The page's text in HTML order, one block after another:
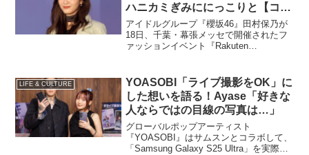
ハニカミぎみににっこりと【コー
デ詳報・価格】
アイドルグループ『櫻坂46』田村保乃が
18日、千葉・幕張メッセで開催されたフ
ァッションイベント『Rakuten
場。
LIFE & CULTURE
YOASOBI「ライブ撮影をOK」に
した想いを語る！Ayase「好きな
人ならではの目線の写真は…」
グローバルポップアーティスト
『YOASOBI』はサムスンとコラボして、
「Samsung Galaxy S25 Ultra」を実際に